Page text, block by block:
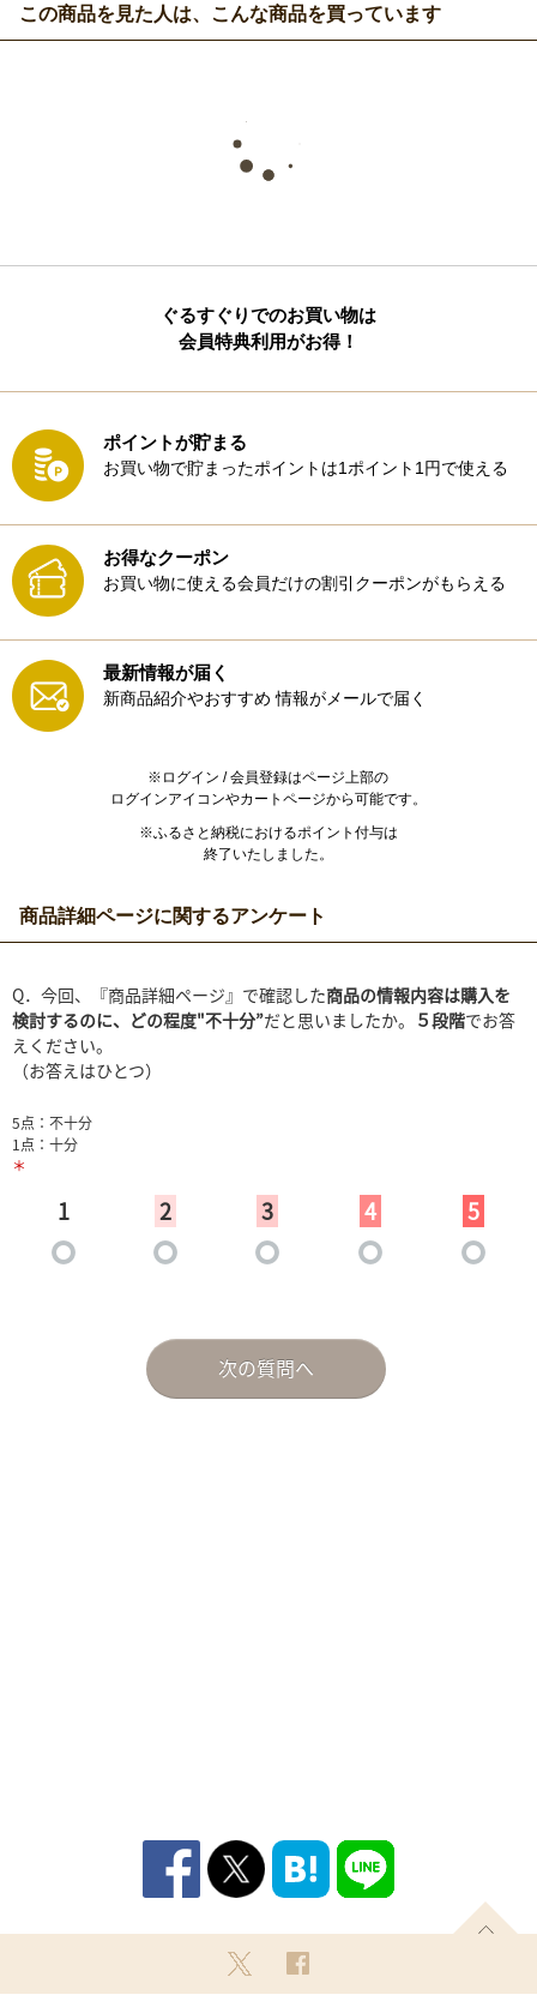
この商品を見た人は、こんな商品を買っています
ぐるすぐりでのお買い物は
会員特典利用がお得！
ポイントが貯まる
お買い物で貯まったポイントは1ポイント1円で使える
お得なクーポン
お買い物に使える会員だけの割引クーポンがもらえる
最新情報が届く
新商品紹介やおすすめ 情報がメールで届く
※ログイン / 会員登録はページ上部の
ログインアイコンやカートページから可能です。
※ふるさと納税におけるポイント付与は
終了いたしました。
商品詳細ページに関するアンケート